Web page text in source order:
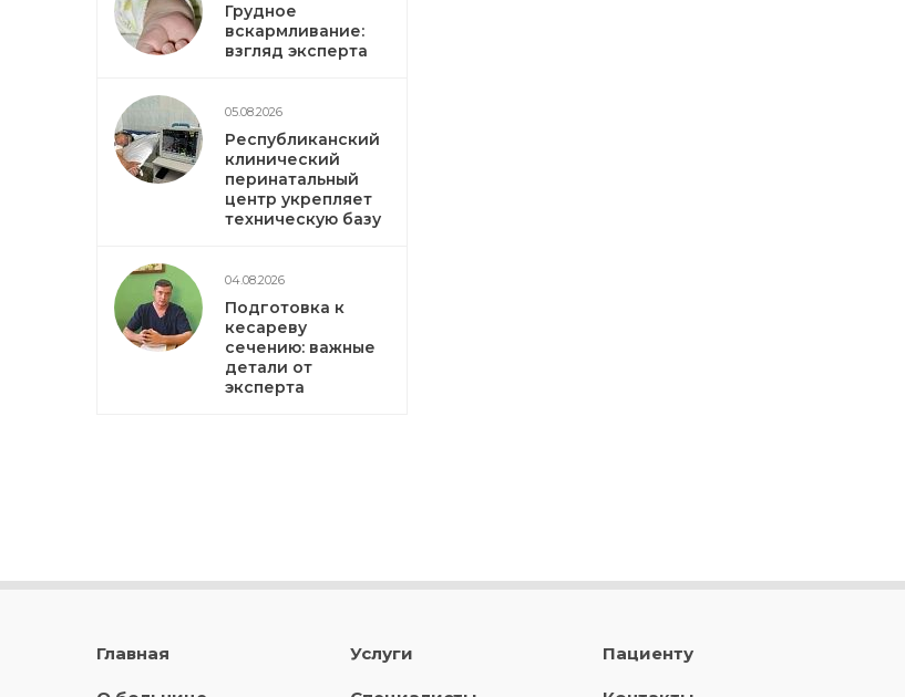
Грудное
вскармливание:
взгляд эксперта
05.08.2026
Республиканский
клинический
перинатальный
центр укрепляет
техническую базу
04.08.2026
Подготовка к
кесареву
сечению: важные
детали от
эксперта
Главная Услуги Пациенту